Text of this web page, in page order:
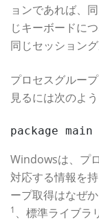
ョンであれば、
じキーボードに
同じセッション
プロセスグルー
見るには次のよう
package
Windowsは、プ
対応する情報を
ープ取得はなぜ
1 、標準ライブラ